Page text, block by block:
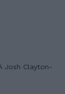
Josh Clayton-